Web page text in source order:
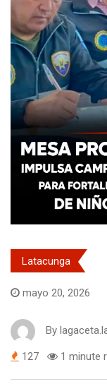
Latacunga
mayo 20, 2026
By
127 1 minute